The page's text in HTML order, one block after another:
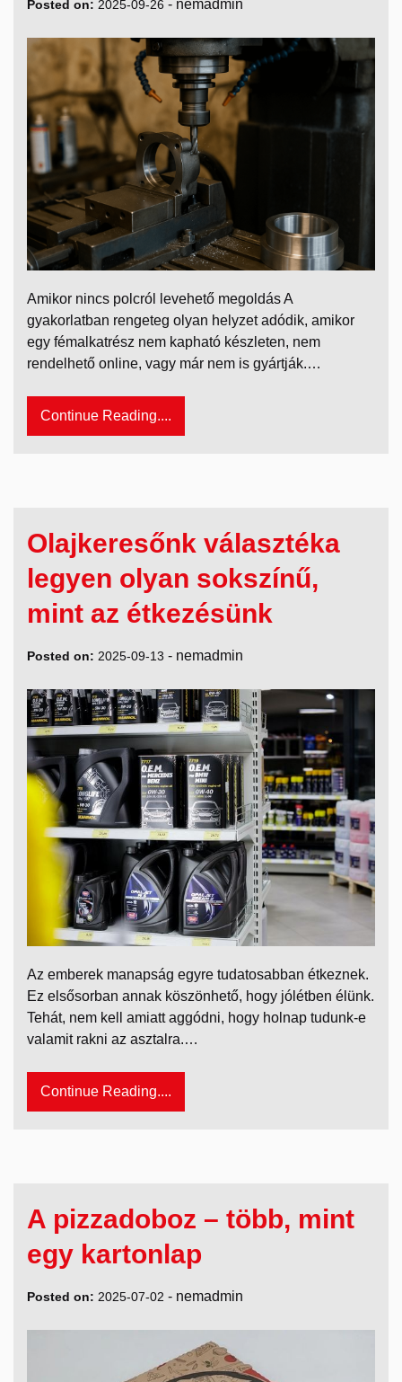
Posted on: 2025-09-26 - nemadmin
Amikor nincs polcról levehető megoldás A
gyakorlatban rengeteg olyan helyzet adódik, amikor
egy fémalkatrész nem kapható készleten, nem
rendelhető online, vagy már nem is gyártják.…
Continue Reading....
Olajkeresőnk választéka
legyen olyan sokszínű,
mint az étkezésünk
Posted on: 2025-09-13 - nemadmin
Az emberek manapság egyre tudatosabban étkeznek.
Ez elsősorban annak köszönhető, hogy jólétben élünk.
Tehát, nem kell amiatt aggódni, hogy holnap tudunk-e
valamit rakni az asztalra.…
Continue Reading....
A pizzadoboz – több, mint
egy kartonlap
Posted on: 2025-07-02 - nemadmin